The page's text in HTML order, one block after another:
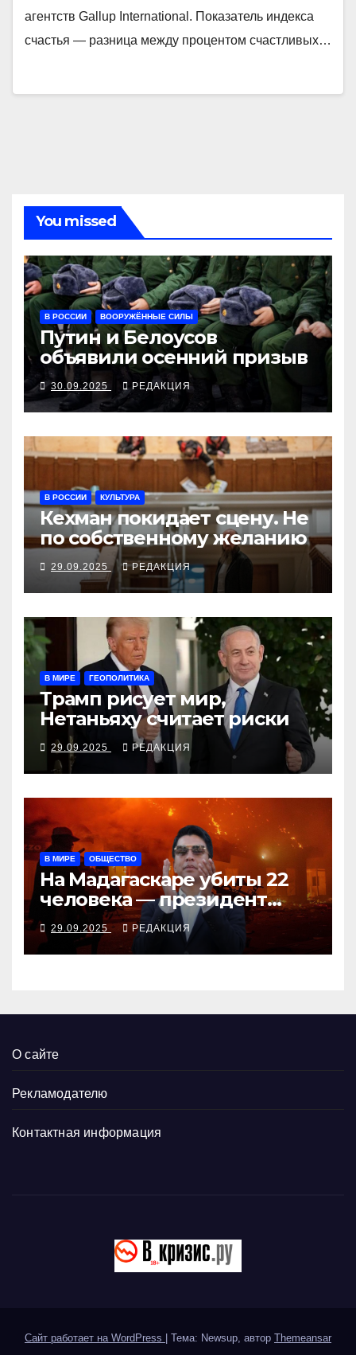
агентств Gallup International. Показатель индекса
счастья — разница между процентом счастливых…
You missed
В РОССИИ ВООРУЖЁННЫЕ СИЛЫ
Путин и Белоусов
объявили осенний призыв
30.09.2025 РЕДАКЦИЯ
В РОССИИ КУЛЬТУРА
Кехман покидает сцену. Не
по собственному желанию
29.09.2025 РЕДАКЦИЯ
В МИРЕ ГЕОПОЛИТИКА
Трамп рисует мир,
Нетаньяху считает риски
29.09.2025 РЕДАКЦИЯ
В МИРЕ ОБЩЕСТВО
На Мадагаскаре убиты 22
человека — президент
согласен поговорить с
молодёжью
29.09.2025 РЕДАКЦИЯ
О сайте
Рекламодателю
Контактная информация
Сайт работает на WordPress Тема: Newsup, автор Themeansar